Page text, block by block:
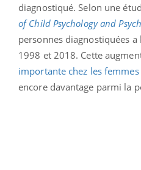
diagnostiqué. Selon une
of Child Psychology and
personnes diagnostiquées
1998 et 2018. Cette
importante chez les
encore davantage parmi la